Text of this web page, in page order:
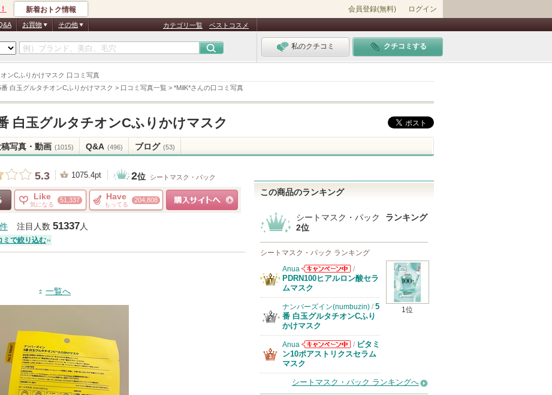
ンCふりかけマスク 口コミ写真
番 白玉グルタチオンCふりかけマスク > 口コミ写真一覧 > *MilK*さんの口コミ写真
新着おトク情報 会員登録(無料) ログイン
お買物 その他 カテゴリ一覧 ベストコスメ
私のクチコミ クチコミする
白玉グルタチオンCふりかけマスク
写真・動画 (1015) Q&A (496) ブログ (53)
5.3 1075.4pt 2位 シートマスク・パック
Like
気になる
51,337 Have
もってる
204,808
件 注目人数 51337人
ミで絞り込む
一覧へ
この商品のランキング
シートマスク・パック
ランキング
2位
シートマスク・パック ランキング
1位
Anua
Anuaからのお
知らせがありま
/
PDRN100ヒアルロン酸セラ
ムマスク
ナンバーズイン(numbuzin) / 5
番 白玉グルタチオンCふり
かけマスク
Anua
Anuaからのお
知らせがありま
/ ビタミ
ン10ポアストリクスセラム
マスク
シートマスク・パック ランキングへ